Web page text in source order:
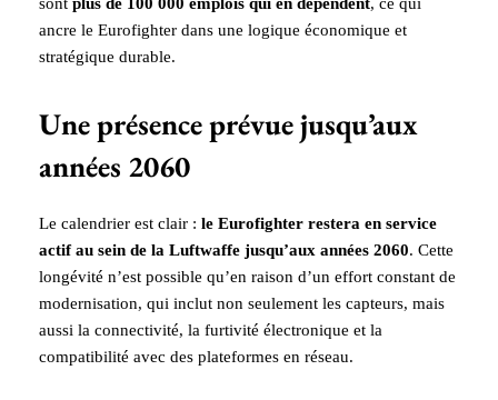
sont plus de 100 000 emplois qui en dépendent, ce qui
ancre le Eurofighter dans une logique économique et
stratégique durable.
Une présence prévue jusqu’aux
années 2060
Le calendrier est clair : le Eurofighter restera en service
actif au sein de la Luftwaffe jusqu’aux années 2060. Cette
longévité n’est possible qu’en raison d’un effort constant de
modernisation, qui inclut non seulement les capteurs, mais
aussi la connectivité, la furtivité électronique et la
compatibilité avec des plateformes en réseau.